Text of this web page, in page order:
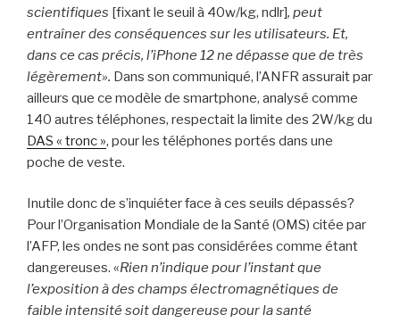
scientifiques [fixant le seuil à 40w/kg, ndlr], peut
entraîner des conséquences sur les utilisateurs. Et,
dans ce cas précis, l’iPhone 12 ne dépasse que de très
légèrement». Dans son communiqué, l’ANFR assurait par
ailleurs que ce modèle de smartphone, analysé comme
140 autres téléphones, respectait la limite des 2W/kg du
DAS « tronc », pour les téléphones portés dans une
poche de veste.
Inutile donc de s’inquiéter face à ces seuils dépassés?
Pour l’Organisation Mondiale de la Santé (OMS) citée par
l’AFP, les ondes ne sont pas considérées comme étant
dangereuses. «Rien n’indique pour l’instant que
l’exposition à des champs électromagnétiques de
faible intensité soit dangereuse pour la santé